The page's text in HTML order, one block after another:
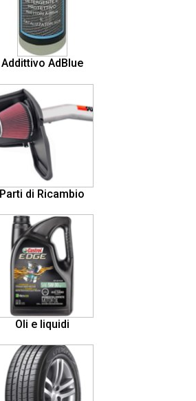
Addittivo AdBlue
Parti di Ricambio
Oli e liquidi